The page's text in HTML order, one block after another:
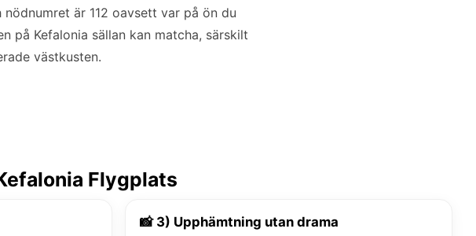
är 112 oavsett var på ön du
på Kefalonia sällan kan matcha, särskilt
västkusten.
Flygplats
📸 3) Upphämtning utan drama